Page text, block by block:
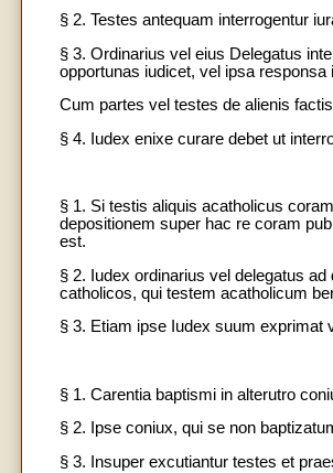
§ 2. Testes antequam interrogentur
§ 3. Ordinarius vel eius Delegatus
opportunas iudicet, vel ipsa responsa
Cum partes vel testes de alienis
§ 4. Iudex enixe curare debet ut
§ 1. Si testis aliquis acatholicus
depositionem super hac re coram
est.
§ 2. Iudex ordinarius vel delegatus
catholicos, qui testem acatholicum
§ 3. Etiam ipse Iudex suum exprimat
§ 1. Carentia baptismi in alterutro
§ 2. Ipse coniux, qui se non
§ 3. Insuper excutiantur testes et